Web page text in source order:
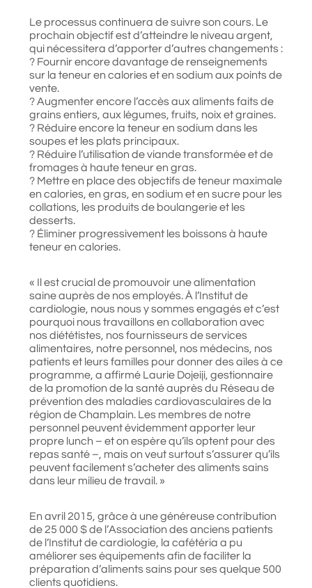
Le processus continuera de suivre son cours. Le
prochain objectif est d’atteindre le niveau argent,
qui nécessitera d’apporter d’autres changements :
? Fournir encore davantage de renseignements
sur la teneur en calories et en sodium aux points de
vente.
? Augmenter encore l’accès aux aliments faits de
grains entiers, aux légumes, fruits, noix et graines.
? Réduire encore la teneur en sodium dans les
soupes et les plats principaux.
? Réduire l’utilisation de viande transformée et de
fromages à haute teneur en gras.
? Mettre en place des objectifs de teneur maximale
en calories, en gras, en sodium et en sucre pour les
collations, les produits de boulangerie et les
desserts.
? Éliminer progressivement les boissons à haute
teneur en calories.
« Il est crucial de promouvoir une alimentation
saine auprès de nos employés. À l’Institut de
cardiologie, nous nous y sommes engagés et c’est
pourquoi nous travaillons en collaboration avec
nos diététistes, nos fournisseurs de services
alimentaires, notre personnel, nos médecins, nos
patients et leurs familles pour donner des ailes à ce
programme, a affirmé Laurie Dojeiji, gestionnaire
de la promotion de la santé auprès du Réseau de
prévention des maladies cardiovasculaires de la
région de Champlain. Les membres de notre
personnel peuvent évidemment apporter leur
propre lunch – et on espère qu’ils optent pour des
repas santé –, mais on veut surtout s’assurer qu’ils
peuvent facilement s’acheter des aliments sains
dans leur milieu de travail. »
En avril 2015, grâce à une généreuse contribution
de 25 000 $ de l’Association des anciens patients
de l’Institut de cardiologie, la cafétéria a pu
améliorer ses équipements afin de faciliter la
préparation d’aliments sains pour ses quelque 500
clients quotidiens.